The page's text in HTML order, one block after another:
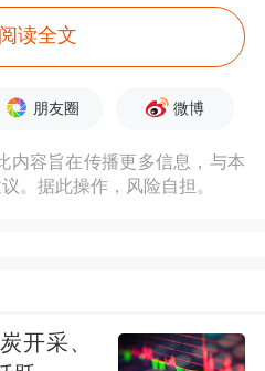
内的标的公司部分
与交易对方签订正
交易方案仍在商讨
尚需提交公司董事
看，德恒汽车装备
读全文
朋友圈 微博
内容旨在传播更多信息，与本
。据此操作，风险自担。
开采、